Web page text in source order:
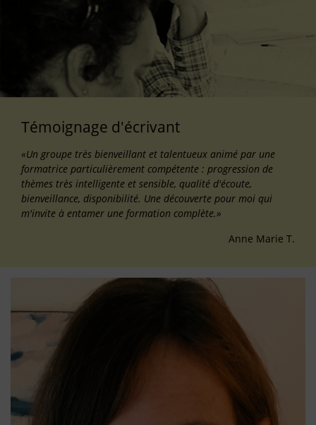
Témoignage d'écrivant
«Un groupe très bienveillant et talentueux animé par une
formatrice particulièrement compétente : progression de
thèmes très intelligente et sensible, qualité d'écoute,
bienveillance, disponibilité. Une découverte pour moi qui
m'invite à entamer une formation complète.»
Anne Marie T.